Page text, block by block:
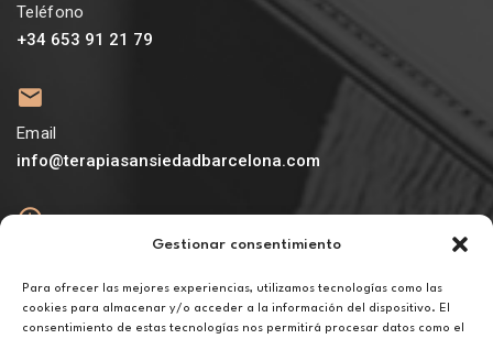
Gestionar consentimiento
Para ofrecer las mejores experiencias, utilizamos tecnologías como las
cookies para almacenar y/o acceder a la información del dispositivo. El
consentimiento de estas tecnologías nos permitirá procesar datos como el
Teléfono
+34 653 91 21 79
Email
info@terapiasansiedadbarcelona.com
De lunes a viernes de 10h a 20h
Aviso legal